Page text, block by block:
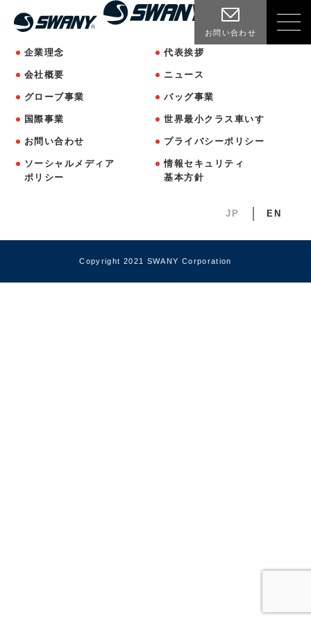
お問い合わせ
企業理念 代表挨拶
会社概要 ニュース
グローブ事業 バッグ事業
国際事業 世界最小クラス車いす
お問い合わせ プライバシーポリシー
ソーシャルメディア
ポリシー
情報セキュリティ
基本方針
JP EN
Copyright 2021 SWANY Corporation